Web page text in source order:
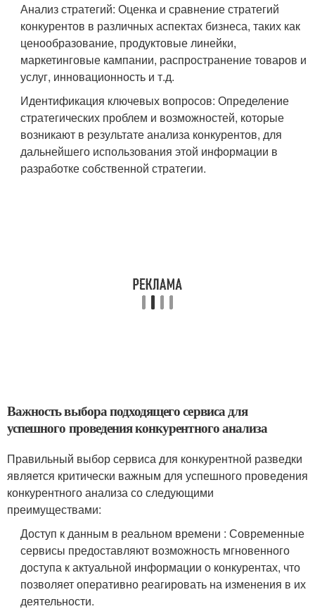
Анализ стратегий: Оценка и сравнение стратегий
конкурентов в различных аспектах бизнеса, таких как
ценообразование, продуктовые линейки,
маркетинговые кампании, распространение товаров и
услуг, инновационность и т.д.
Идентификация ключевых вопросов: Определение
стратегических проблем и возможностей, которые
возникают в результате анализа конкурентов, для
дальнейшего использования этой информации в
разработке собственной стратегии.
Важность выбора подходящего сервиса для
успешного проведения конкурентного анализа
Правильный выбор сервиса для конкурентной разведки
является критически важным для успешного проведения
конкурентного анализа со следующими
преимуществами:
Доступ к данным в реальном времени : Современные
сервисы предоставляют возможность мгновенного
доступа к актуальной информации о конкурентах, что
позволяет оперативно реагировать на изменения в их
деятельности.